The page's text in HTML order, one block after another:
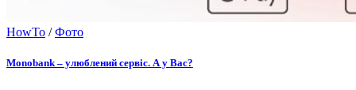
HowTo /Фото
Monobank – улюблений сервіс. А у Вас?